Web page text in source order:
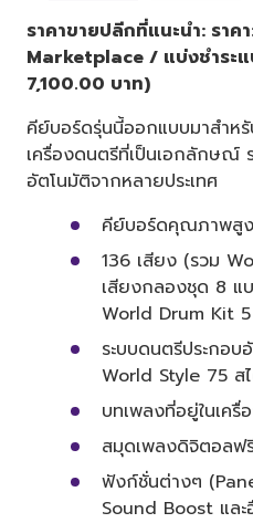
ราคาขายปลีกที่แนะนำ: รา
Marketplace / แบ่งชำระ
7,100.00 บาท)
คีย์บอร์ดรุ่นนี้ออกแบบมาสำห
เครื่องดนตรีที่เป็นเอกลักษณ์
อัตโนมัติจากหลายประเทศ
คีย์บอร์ดคุณภาพสูง
136 เสียง (รวม
เสียงกลองชุด 8 แ
World Drum Kit
ระบบดนตรีประกอ
World Style 75 ส
บทเพลงที่อยู่ในเค
สมุดเพลงดิจิตอลฟ
ฟังก์ชั่นต่างๆ
Sound Boost แล